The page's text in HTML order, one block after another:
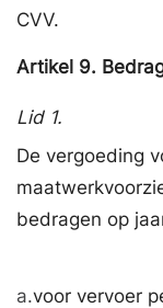
CVV.
Artikel 9.
Lid 1.
De vergoeding
bedragen op
a.voor vervoer